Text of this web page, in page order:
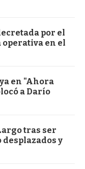
por el
operativa en el
en "Ahora
a Darío
tras ser
desplazados y